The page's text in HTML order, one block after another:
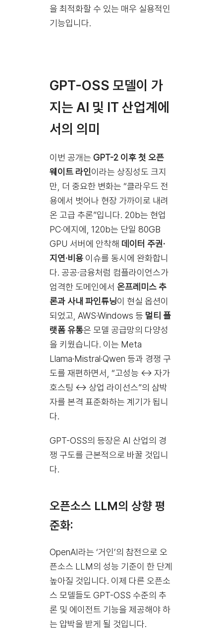
을 최적화할 수 있는 매우 실용적인
기능입니다.
GPT-OSS 모델이 가
지는 AI 및 IT 산업계에
서의 의미
이번 공개는 GPT-2 이후 첫 오픈
웨이트 라인이라는 상징성도 크지
만, 더 중요한 변화는 “클라우드 전
용에서 벗어나 현장 가까이로 내려
온 고급 추론”입니다. 20b는 현업
PC·에지에, 120b는 단일 80GB
GPU 서버에 안착해 데이터 주권·
지연·비용이슈를 동시에 완화합니
다. 공공·금융처럼 컴플라이언스가
엄격한 도메인에서 온프레미스 추
론과 사내 파인튜닝이 현실 옵션이
되었고, AWS·Windows 등 멀티 플
랫폼 유통은 모델 공급망의 다양성
을 키웠습니다. 이는 Meta
Llama·Mistral·Qwen 등과 경쟁 구
도를 재편하면서, “고성능 ↔ 자가
호스팅 ↔ 상업 라이선스”의 삼박
자를 본격 표준화하는 계기가 됩니
다.
GPT-OSS의 등장은 AI 산업의 경
쟁 구도를 근본적으로 바꿀 것입니
다.
오픈소스 LLM의 상향 평
준화:
OpenAI라는 ‘거인’의 참전으로 오
픈소스 LLM의 성능 기준이 한 단계
높아질 것입니다. 이제 다른 오픈소
스 모델들도 GPT-OSS 수준의 추
론 및 에이전트 기능을 제공해야 하
는 압박을 받게 될 것입니다.